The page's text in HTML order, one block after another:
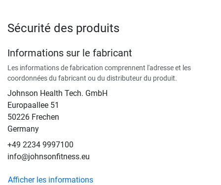
Sécurité des produits
Informations sur le fabricant
Les informations de fabrication comprennent l'adresse et les
coordonnées du fabricant ou du distributeur du produit.
Johnson Health Tech. GmbH
Europaallee 51
50226 Frechen
Germany
+49 2234 9997100
info@johnsonfitness.eu
Afficher les informations